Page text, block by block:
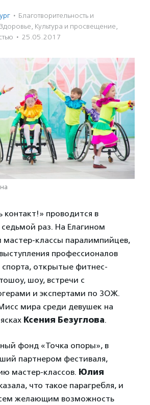
· Благотвори­тель­ность и
Здоровье, Культура и просвещение,
· 25.05.2017
контакт!» проводится в
раз. На Елагином
мастер-классы паралимпийцев,
профессионалов
спорта, открытые фитнес-
шоу, встречи с
и экспертами по ЗОЖ.
мира среди девушек на
Ксения Безуглова.
фонд «Точка опоры», в
партнером фестиваля,
мастер-классов. Юлия
что такое парагребля, и
желающим возможность